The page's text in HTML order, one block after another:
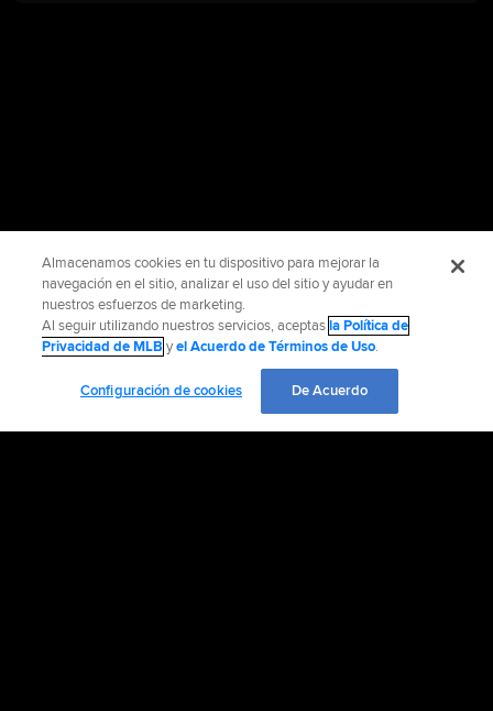
Almacenamos cookies en tu dispositivo para mejorar la
navegación en el sitio, analizar el uso del sitio y ayudar en
nuestros esfuerzos de marketing.
Al seguir utilizando nuestros servicios, aceptasla Política de
Privacidad de MLB yel Acuerdo de Términos de Uso.
Configuración de cookies De Acuerdo